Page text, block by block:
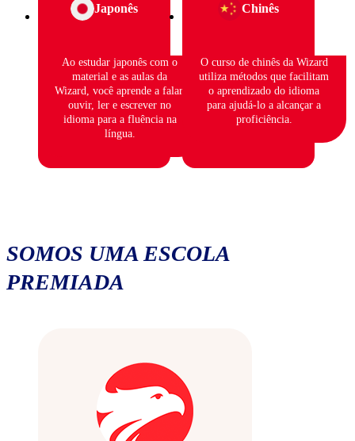
Japonês
Ao estudar japonês com o
material e as aulas da
Wizard, você aprende a falar,
ouvir, ler e escrever no
idioma para a fluência na
língua.
Chinês
O curso de chinês da Wizard
utiliza métodos que facilitam
o aprendizado do idioma
para ajudá-lo a alcançar a
proficiência.
SOMOS UMA ESCOLA
PREMIADA